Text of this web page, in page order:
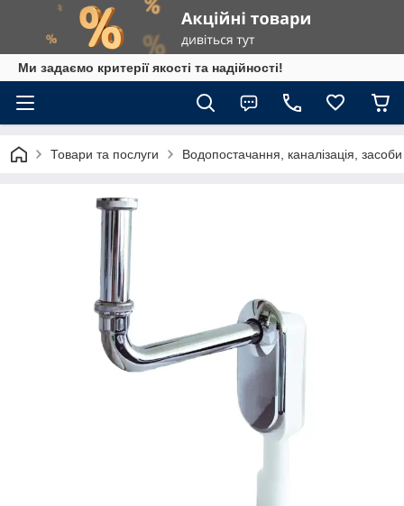
Ми задаємо критерії якості та надійності!
Товари та послуги Водопостачання, каналізація,